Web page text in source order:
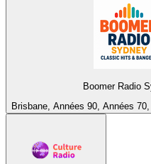
Boomer Radio
Brisbane, Années 90, Années